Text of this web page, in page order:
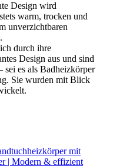
Design wird
warm, trocken und
unverzichtbaren
durch ihre
Design aus und sind
sei es als Badheizkörper
Sie wurden mit Blick